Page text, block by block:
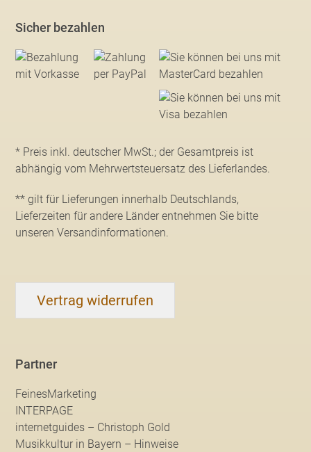
Sicher bezahlen
* Preis inkl. deutscher MwSt.; der Gesamtpreis ist
abhängig vom Mehrwertsteuersatz des Lieferlandes.
** gilt für Lieferungen innerhalb Deutschlands,
Lieferzeiten für andere Länder entnehmen Sie bitte
unseren Versandinformationen.
Vertrag widerrufen
Partner
FeinesMarketing
INTERPAGE
internetguides – Christoph Gold
Musikkultur in Bayern – Hinweise